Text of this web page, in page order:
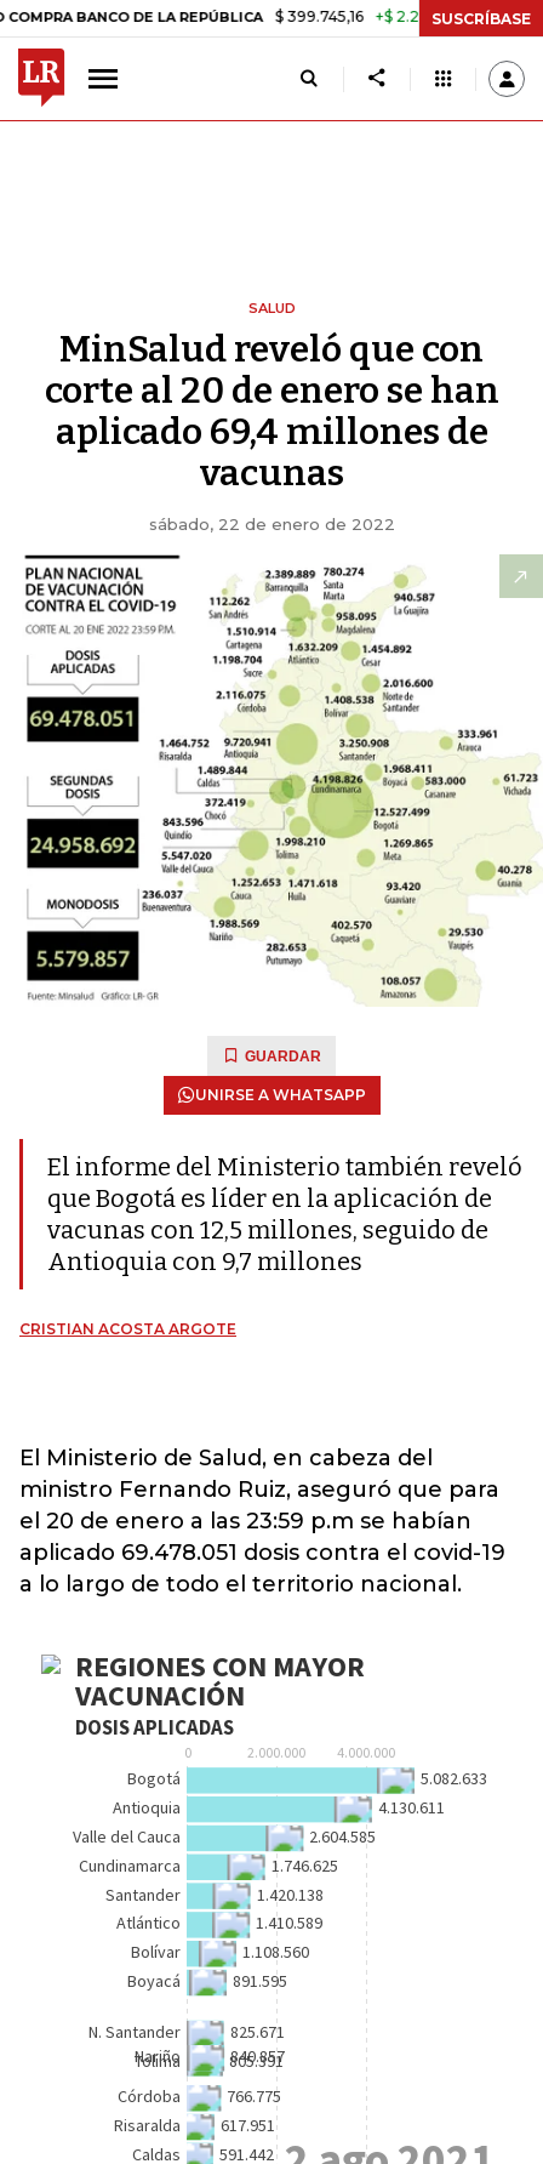
BANCO DE LA REPÚBLICA $ 399.745,16 +$ 2.295,71 +0,58% TASA
SUSCRÍBASE
SALUD
MinSalud reveló que con
corte al 20 de enero se han
aplicado 69,4 millones de
vacunas
sábado, 22 de enero de 2022
GUARDAR
UNIRSE A WHATSAPP
El informe del Ministerio también reveló
que Bogotá es líder en la aplicación de
vacunas con 12,5 millones, seguido de
Antioquia con 9,7 millones
CRISTIAN ACOSTA ARGOTE
El Ministerio de Salud, en cabeza del
ministro Fernando Ruiz, aseguró que para
el 20 de enero a las 23:59 p.m se habían
aplicado 69.478.051 dosis contra el covid-19
a lo largo de todo el territorio nacional.